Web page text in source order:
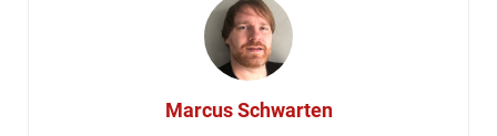
Marcus Schwarten